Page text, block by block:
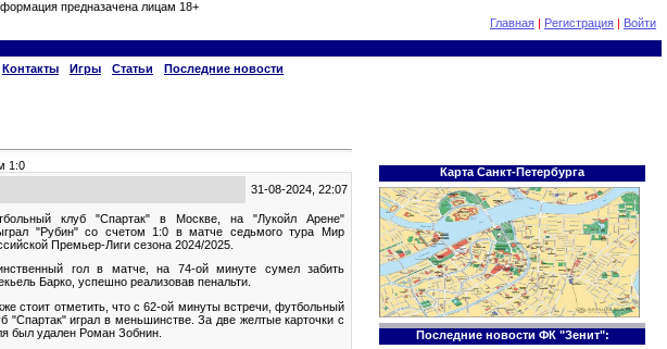
предназачена лицам 18+
Главная | Регистрация | Войти
Контакты Игры Статьи Последние новости
1:0
31-08-2024, 22:07
клуб "Спартак" в Москве, на "Лукойл Арене"
"Рубин" со счетом 1:0 в матче седьмого тура Мир
Премьер-Лиги сезона 2024/2025.
гол в матче, на 74-ой минуте сумел забить
Барко, успешно реализовав пенальти.
стоит отметить, что с 62-ой минуты встречи, футбольный
"Спартак" играл в меньшинстве. За две желтые карточки с
был удален Роман Зобнин.
Карта Санкт-Петербурга
Последние новости ФК "Зенит":